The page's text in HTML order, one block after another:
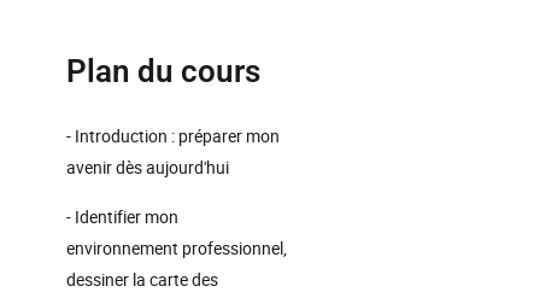
Plan du cours
- Introduction : préparer mon
avenir dès aujourd'hui
- Identifier mon
environnement professionnel,
dessiner la carte des